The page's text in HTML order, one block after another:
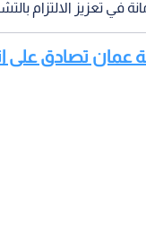
في تعزيز الالتزام
عمان تصادق